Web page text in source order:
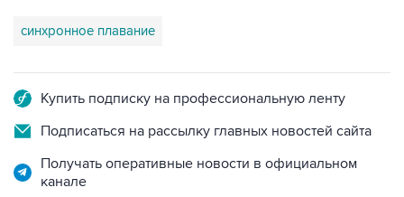
синхронное плавание
Купить подписку на профессиональную ленту
Подписаться на рассылку главных новостей сайта
Получать оперативные новости в официальном
канале